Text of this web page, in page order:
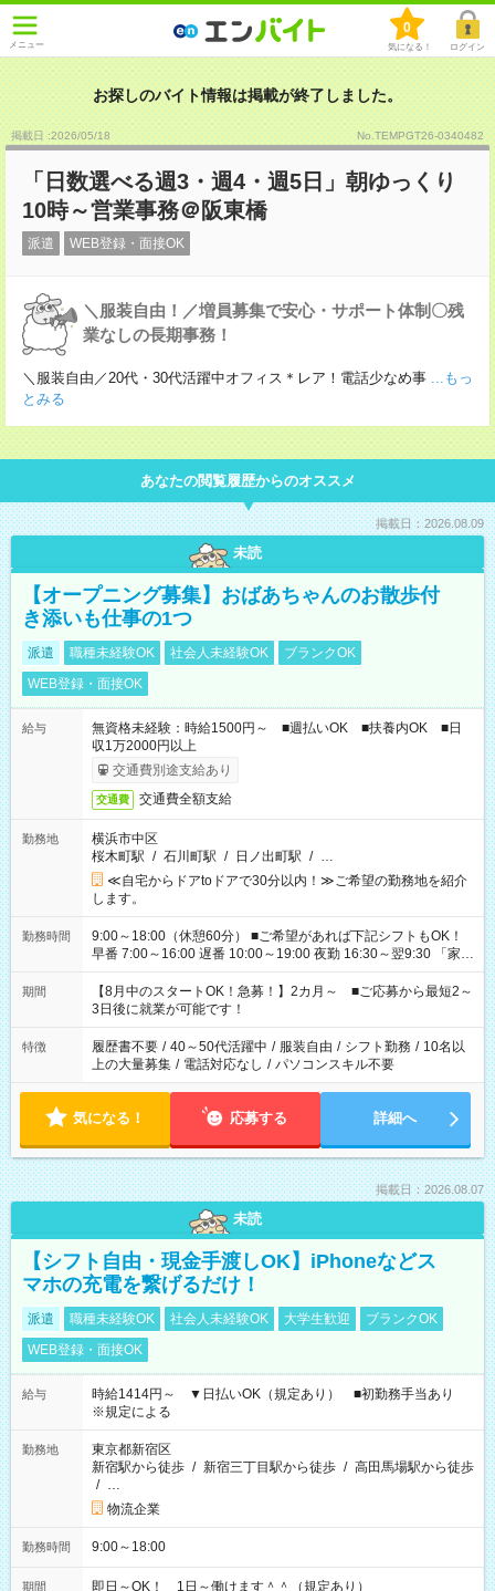
メニュー
0
気になる！ ログイン
お探しのバイト情報は掲載が終了しました。
掲載日 :2026/05/18 No.TEMPGT26-0340482
「日数選べる週3・週4・週5日」朝ゆっくり
10時～営業事務＠阪東橋
派遣 WEB登録・面接OK
＼服装自由！／増員募集で安心・サポート体制〇残
業なしの長期事務！
＼服装自由／20代・30代活躍中オフィス＊レア！電話少なめ事 ...もっ
とみる
あなたの閲覧履歴からのオススメ
掲載日：2026.08.09
未読
【オープニング募集】おばあちゃんのお散歩付
き添いも仕事の1つ
派遣 職種未経験OK 社会人未経験OK
ブランクOK
WEB登録・面接OK
給与
無資格未経験：時給1500円～ ■週払いOK ■扶養内OK ■日
収1万2000円以上
交通費別途支給あり
交通費 交通費全額支給
勤務地
横浜市中区
桜木町駅 / 石川町駅 / 日ノ出町駅 / …
≪自宅からドアtoドアで30分以内！≫ご希望の勤務地を紹介
します。
勤務時間
9:00～18:00（休憩60分） ■ご希望があれば下記シフトもOK！
早番 7:00～16:00 遅番 10:00～19:00 夜勤 16:30～翌9:30 「家族
と休みを合わせたい」 「余裕を持って夕飯の準備がしたい」
「できれば残業はしたくない」 など、ご希望を教えてください
ね。 ※Wワーク希望の方へ 今ご覧のお仕事で希望する勤務時間
と、もう1つのお仕事の勤務時間。 合計で週40時間を超える場
合は応募できません。
期間
【8月中のスタートOK！急募！】2カ月～ ■ご応募から最短2～
3日後に就業が可能です！
特徴 履歴書不要 / 40～50代活躍中 / 服装自由 / シフト勤務 / 10名以
上の大量募集 / 電話対応なし / パソコンスキル不要
気になる！ 応募する 詳細へ
掲載日：2026.08.07
未読
【シフト自由・現金手渡しOK】iPhoneなどス
マホの充電を繋げるだけ！
派遣 職種未経験OK 社会人未経験OK 大学生歓迎
ブランクOK
WEB登録・面接OK
給与
時給1414円～ ▼日払いOK（規定あり） ■初勤務手当あり
※規定による
勤務地
東京都新宿区
新宿駅から徒歩 / 新宿三丁目駅から徒歩 / 高田馬場駅から徒歩
/ …
物流企業
勤務時間 9:00～18:00
期間 即日～OK！ 1日～働けます＾＾（規定あり）